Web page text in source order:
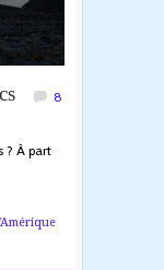
8
? À part